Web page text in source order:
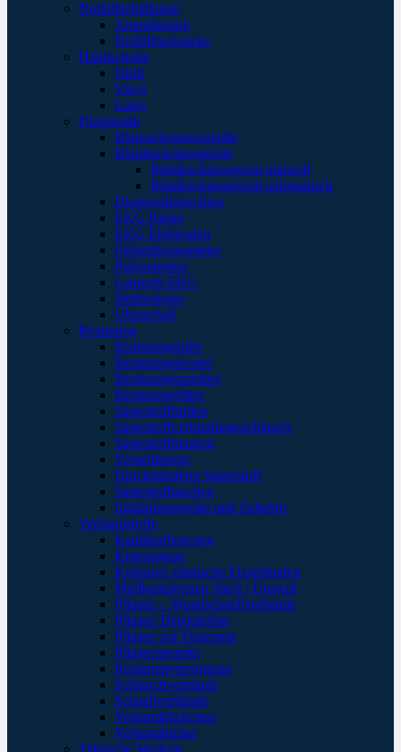
Notfallbehältnisse
Ampullarium
Notfallrucksäcke
Handschuhe
Nitril
Vinyl
Latex
Diagnostik
Blutzuckermessgeräte
Blutdruckmessgeräte
Blutdruckmessgerät manuell
Blutdruckmessgerät automatisch
Diagnostikleuchten
EKG Papier
EKG Elektroden
Fieberthermometer
Pulsoximeter
Langzeit EKG
Stethoskope
Ultraschall
Beatmung
Beatmungshilfe
Beatmungsbeutel
Beatmungsmasken
Beatmungsfilter
Sauerstoffbrillen
Sauerstoffverbindungsschlauch
Sauerstoffmasken
Verneblersets
Druckminderer Sauerstoff
Sauerstofftaschen
Inhalationsgeräte und Zubehör
Verbandstoffe
Kanülenfixierung
Kinesoptape
Kohäsive elastische Fixierbinden
Mullkompressen Steril / Unsteril
Pflaster – Wundschnellverbände
Pflaster Detektierbar
Pflaster zur Fixierung
Pflasterspender
Replantatversorgung
Schlauchverbände
Schnellverbände
Verbandpäckchen
Verbandtücher
Taktische Medizin